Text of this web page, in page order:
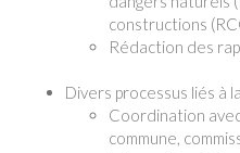
constructions
Rédaction des
Divers processus liés à
Coordination
commune,